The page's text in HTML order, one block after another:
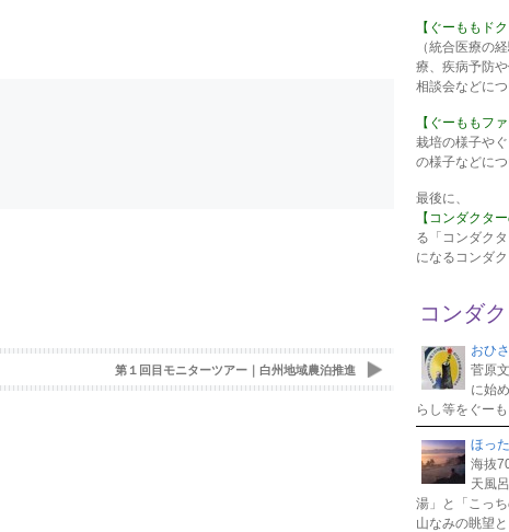
第１回目モニターツアー｜白州地域農泊推進
【ぐーももドク
（統合医療の
療、疾病予防
相談会などに
【ぐーももフ
栽培の様子や
の様子などにつ
最後に、
【コンダクター
る「コンダク
になるコンダ
コンダ
おひ
菅原
に始
らし等をぐー
ほっ
海抜
天風
湯」と「こっ
山なみの眺望